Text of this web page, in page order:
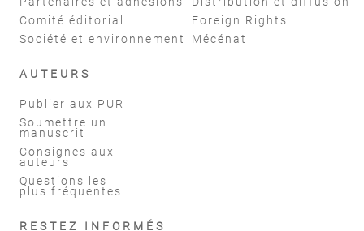
Comité éditorial
Société et environnement
Foreign Rights
Mécénat
AUTEURS
Publier aux PUR
Soumettre un
manuscrit
Consignes aux
auteurs
Questions les
plus fréquentes
RESTEZ INFORMÉS